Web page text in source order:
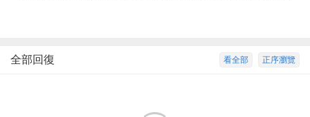
正序瀏覽
看全部
全部回復